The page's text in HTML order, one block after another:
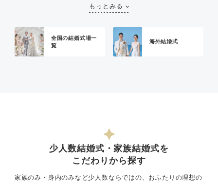
もっとみる
全国の結婚式場一
覧
海外結婚式
少人数結婚式・家族結婚式を
こだわりから探す
家族のみ・身内のみなど少人数ならではの、おふたりの理想の